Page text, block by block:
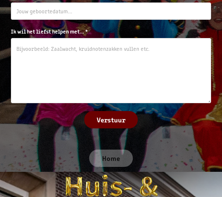
Ik wil het liefst helpen met... *
Verstuur
Home